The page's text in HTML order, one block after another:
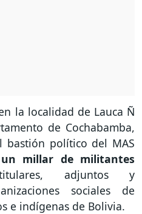
la localidad de Lauca Ñ
de Cochabamba,
bastión político del MAS
millar de militantes
adjuntos y
sociales de
e indígenas de Bolivia.